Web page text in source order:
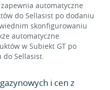
automatyczne
do Sellasist po dodaniu
skonfigurowaniu
automatyczne
w Subiekt GT po
do Sellasist.
i cen z